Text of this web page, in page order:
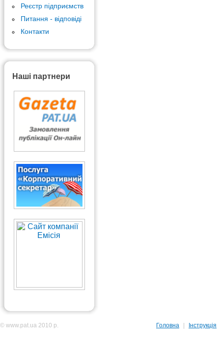
Реєстр підприємств
Питання - відповіді
Контакти
Наші партнери
© www.pat.ua 2010 р. Головна Інструкція